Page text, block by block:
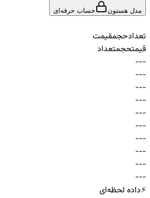
مدل هستون حساب حرفه‌ای
تعدادحجمقیمت
قیمتحجمتعداد
-
-
-
-
-
-
-
-
-
-
-
-
-
-
-
-
-
-
-
-
-
-
-
-
-
-
-
-
-
-
⚡داده لحظه‌ای